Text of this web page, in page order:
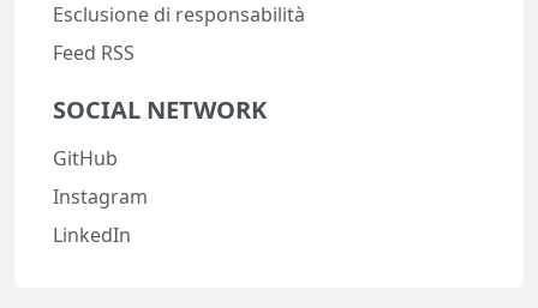
Esclusione di responsabilità
Feed RSS
SOCIAL NETWORK
GitHub
Instagram
LinkedIn